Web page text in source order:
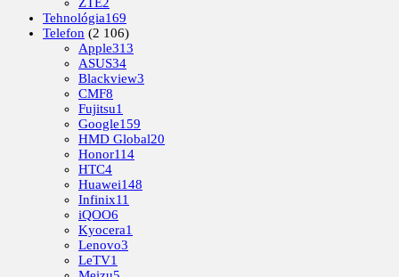
ZTE2
Tehnológia169
Telefon (2 106)
Apple313
ASUS34
Blackview3
CMF8
Fujitsu1
Google159
HMD Global20
Honor114
HTC4
Huawei148
Infinix11
iQOO6
Kyocera1
Lenovo3
LeTV1